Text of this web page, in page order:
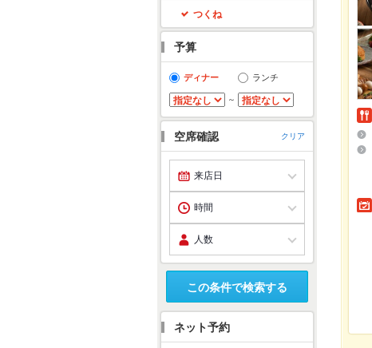
つくね
予算
ディナー ランチ
～
空席確認 クリア
この条件で検索する
ネット予約